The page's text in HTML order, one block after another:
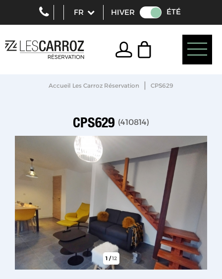
HIVER ÉTÉ
Accueil Les Carroz Réservation | CPS629
CPS629 (410814)
1/12